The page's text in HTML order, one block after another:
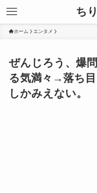
ち
ホーム エンタメ
ぜんじろう、爆
る気満々→落ち
しかみえない。